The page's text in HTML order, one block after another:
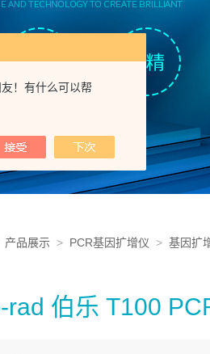
！有什么可以帮
产品展示 > PCR基因扩增仪 > 基因扩
rad 伯乐 T100